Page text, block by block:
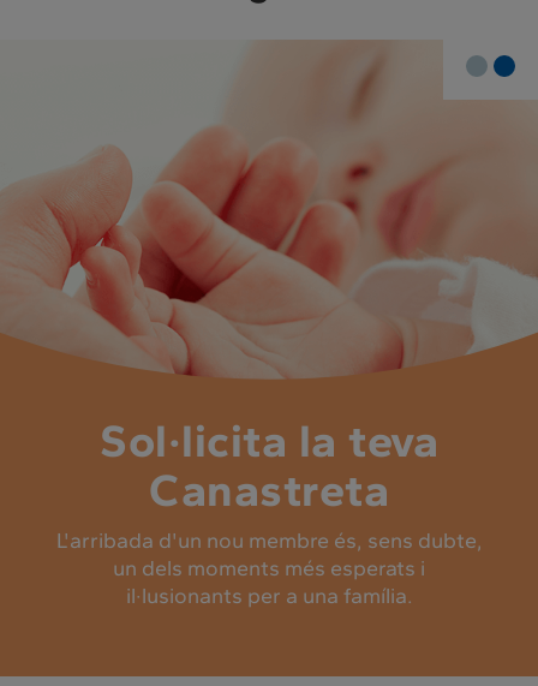
Sol·licita la teva
Canastreta
d'un nou membre és, sens dubte,
un dels moments més esperats i
il·lusionants per a una família.